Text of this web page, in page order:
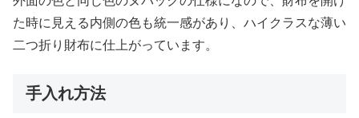
た時に見える内側の色も統一感があり、ハイクラスな薄い
二つ折り財布に仕上がっています。
手入れ方法